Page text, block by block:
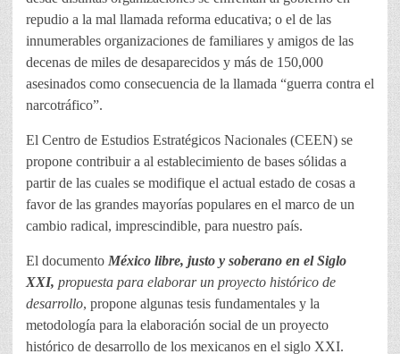
repudio a la mal llamada reforma educativa; o el de las
innumerables organizaciones de familiares y amigos de las
decenas de miles de desaparecidos y más de 150,000
asesinados como consecuencia de la llamada “guerra contra el
narcotráfico”.
El Centro de Estudios Estratégicos Nacionales (CEEN) se
propone contribuir a al establecimiento de bases sólidas a
partir de las cuales se modifique el actual estado de cosas a
favor de las grandes mayorías populares en el marco de un
cambio radical, imprescindible, para nuestro país.
El documento México libre, justo y soberano en el Siglo
XXI, propuesta para elaborar un proyecto histórico de
desarrollo, propone algunas tesis fundamentales y la
metodología para la elaboración social de un proyecto
histórico de desarrollo de los mexicanos en el siglo XXI.